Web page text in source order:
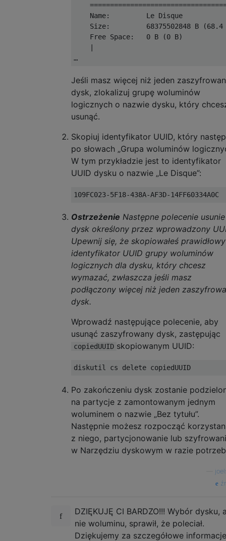
    Name:         Le Disque
Size:         68375502848 B (68.4
    Free Space:   0 B (0 B)
Jeśli masz więcej niż jeden
dysk, zlokalizuj grupę woluminów
logicznych o nazwie dysku, który
usunąć.
Skopiuj identyfikator UUID, który
po słowach „Grupa woluminów
W tym przykładzie jest to identyfikator
UUID dysku o nazwie „Le Disque”:
Ostrzeżenie Następne polecenie usunie
dysk określony przez wprowadzony
Upewnij się, że skopiowałeś prawidłowy
identyfikator UUID grupy woluminów
logicznych dla dysku, który chcesz
wymazać, zwłaszcza jeśli masz
podłączony więcej niż jeden
dysk.
Wprowadź następujące polecenie, aby
usunąć zaszyfrowany dysk, zastępując
copiedUUID skopiowanym UUID:
Po zakończeniu dysk zostanie
na partycje z zamontowanym jednym
woluminem o nazwie „Bez tytułu”.
Następnie możesz rozpocząć
z niego, partycjonowanie lub
w Narzędziu dyskowym w razie
DZIĘKUJĘ CI BARDZO!!! Wybór dysku,
nie woluminu, sprawił, że poleciał.
Dziękujemy za szczegółowe